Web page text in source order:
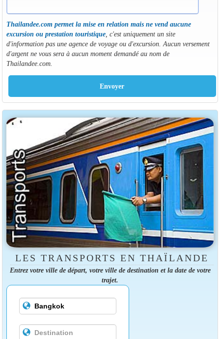
Thailandee.com permet la mise en relation mais ne vend aucune
excursion ou prestation touristique, c'est uniquement un site
d'information pas une agence de voyage ou d'excursion. Aucun versement
d'argent ne vous sera à aucun moment demandé au nom de
Thailandee.com.
Envoyer
LES TRANSPORTS EN THAÏLANDE
Entrez votre ville de départ, votre ville de destination et la date de votre
trajet.